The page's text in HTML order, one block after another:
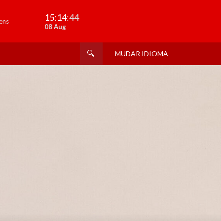
15:14:45
08 Aug
MUDAR IDIOMA